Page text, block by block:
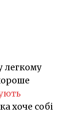
легкому
хоче собі